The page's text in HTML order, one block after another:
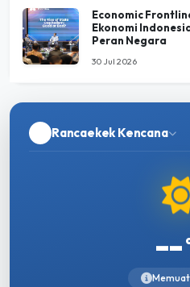
Economic
Ekonomi
Peran Negara
30 Jul 2026
Rancaekek Kencana
--